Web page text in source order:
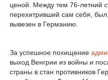
ценой. Между тем 76-летний
перехитривший сам себя,
вывезен в Германию.
За успешное похищение
выход Венгрии из войны и
страны в стан противников